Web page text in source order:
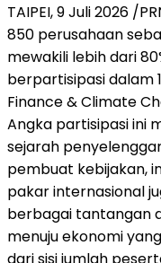
TAIPEI, 9 Juli 2026 /
850 perusahaan
mewakili lebih dari
berpartisipasi dalam
Finance & Climate
Angka partisipasi ini
sejarah
pembuat kebijakan,
pakar internasional
berbagai tantangan
menuju ekonomi
dari sisi jumlah